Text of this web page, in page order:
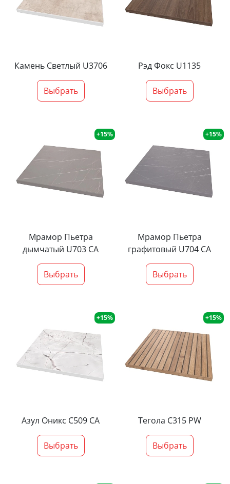
Камень Светлый U3706
Выбрать
Рэд Фокс U1135
Выбрать
+15%
Мрамор Пьетра
дымчатый U703 CA
Выбрать
+15%
Мрамор Пьетра
графитовый U704 CA
Выбрать
+15%
Азул Оникс С509 СА
Выбрать
+15%
Тегола С315 PW
Выбрать